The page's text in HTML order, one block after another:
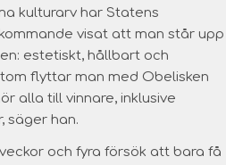
kulturarv har Statens
visat att man står upp
estetiskt, hållbart och
flyttar man med Obelisken
alla till vinnare, inklusive
säger han.
och fyra försök att bara få